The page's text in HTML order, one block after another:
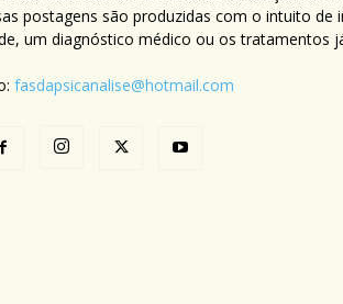
postagens são produzidas com o intuito
um diagnóstico médico ou os tratamentos
fasdapsicanalise@hotmail.com